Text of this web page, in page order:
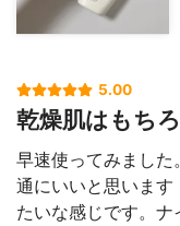
5.00
乾燥肌はもち
早速使ってみまし
通にいいと思いま
たいな感じです。